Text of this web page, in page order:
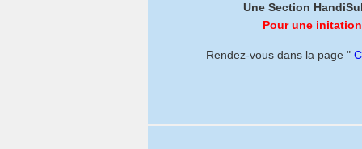
Une Section
Pour une
Rendez-vous dans la page "